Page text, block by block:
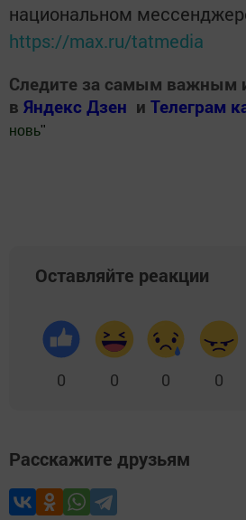
национальном
https://max.ru/tatmedia
Следите за самым важным
в Яндекс Дзен и Телеграм
новь"
Оставляйте реакции
0 0 0 0
Расскажите друзьям